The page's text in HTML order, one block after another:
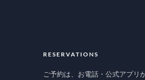
RESERVATIONS
ご予約は、お電話・公式アプリ